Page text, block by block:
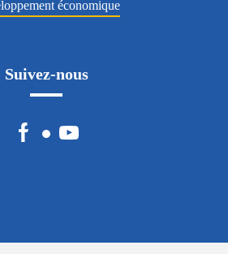
économique
Suivez-nous
FacebookYouTube